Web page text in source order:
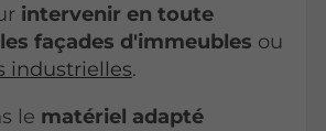
intervenir en toute
façades d'immeubles ou
industrielles.
le matériel adapté